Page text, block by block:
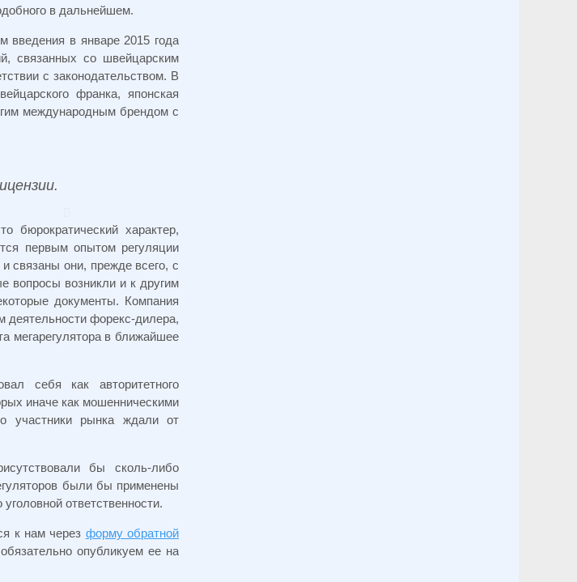
в дальнейшем.
введения в январе 2015 года
связанных со швейцарским
с законодательством. В
франка, японская
международным брендом с
бюрократический характер,
первым опытом регуляции
связаны они, прежде всего, с
вопросы возникли и к другим
документы. Компания
деятельности форекс-дилера,
мегарегулятора в ближайшее
себя как авторитетного
иначе как мошенническими
участники рынка ждали от
бы сколь-либо
были бы применены
ответственности.
к нам через форму обратной
опубликуем ее на